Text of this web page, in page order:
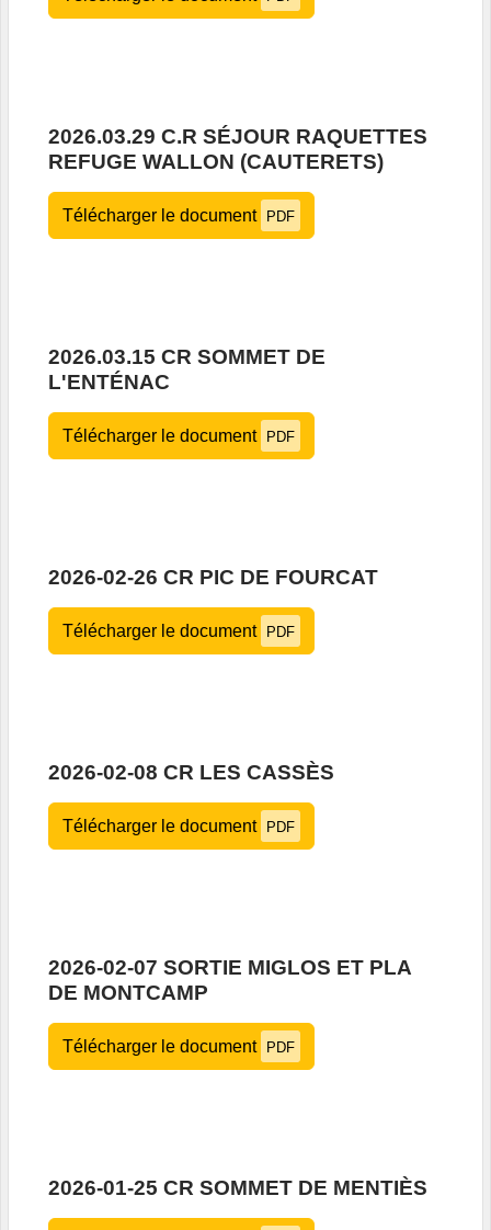
2026.03.29 C.R SÉJOUR RAQUETTES
REFUGE WALLON (CAUTERETS)
Télécharger le document PDF
2026.03.15 CR SOMMET DE
L'ENTÉNAC
Télécharger le document PDF
2026-02-26 CR PIC DE FOURCAT
Télécharger le document PDF
2026-02-08 CR LES CASSÈS
Télécharger le document PDF
2026-02-07 SORTIE MIGLOS ET PLA
DE MONTCAMP
Télécharger le document PDF
2026-01-25 CR SOMMET DE MENTIÈS